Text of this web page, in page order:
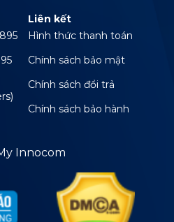
Liên kết
Hình thức thanh toán
Chính sách bảo mật
Chính sách đổi trả
Chính sách bảo hành
Innocom